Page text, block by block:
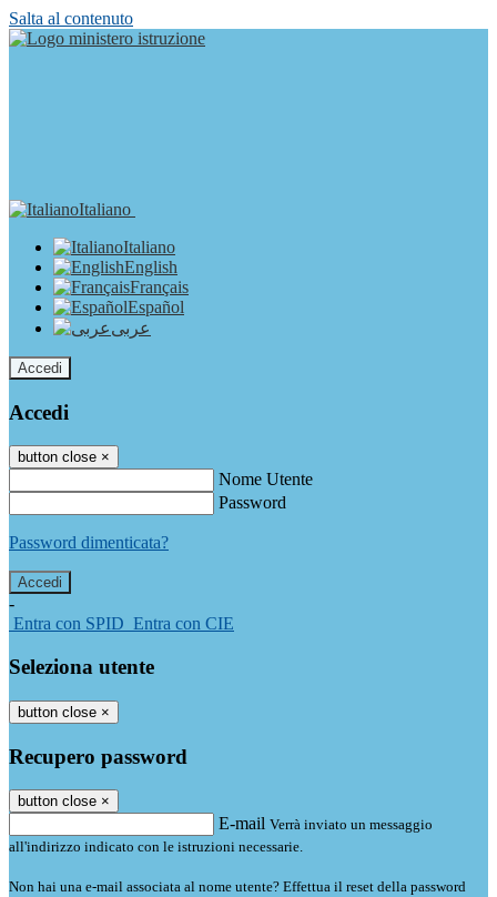
Salta al contenuto
Italiano
Italiano
English
Français
Español
عربى
Accedi
Accedi
button close ×
Nome Utente
Password
Password dimenticata?
-
Entra con SPID Entra con CIE
Seleziona utente
button close ×
Recupero password
button close ×
E-mail Verrà inviato un messaggio
all'indirizzo indicato con le istruzioni necessarie.
Non hai una e-mail associata al nome utente? Effettua il reset della password